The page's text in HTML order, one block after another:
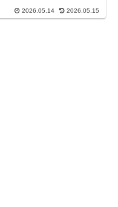
2026.05.14 2026.05.15